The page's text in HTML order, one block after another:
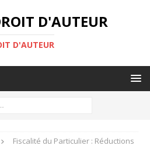
D'AUTEUR
D'AUTEUR
Fiscalité du Particulier : Réductions